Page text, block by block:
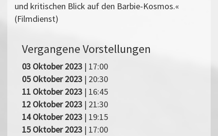
und kritischen Blick auf den Barbie-Kosmos.«
(Filmdienst)
Vergangene Vorstellungen
03 Oktober 2023 | 17:00
05 Oktober 2023 | 20:30
11 Oktober 2023 | 16:45
12 Oktober 2023 | 21:30
14 Oktober 2023 | 19:15
15 Oktober 2023 | 17:00